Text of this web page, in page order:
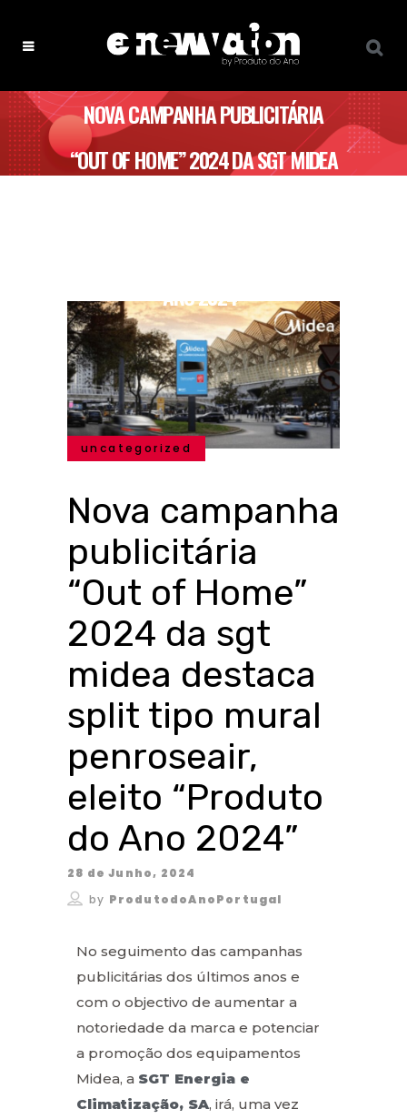
NOVA CAMPANHA PUBLICITÁRIA
“OUT OF HOME” 2024 DA SGT MIDEA
ANO 2024”
uncategorized
Nova campanha
publicitária
“Out of Home”
2024 da sgt
midea destaca
split tipo mural
penroseair,
eleito “Produto
do Ano 2024”
28 de Junho, 2024
by ProdutodoAnoPortugal
No seguimento das campanhas
publicitárias dos últimos anos e
com o objectivo de aumentar a
notoriedade da marca e potenciar
a promoção dos equipamentos
Midea, a SGT Energia e
Climatização, SA, irá, uma vez